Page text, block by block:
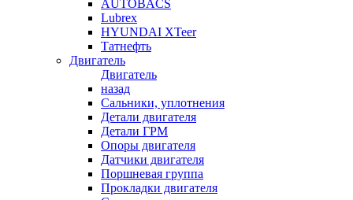
AUTOBACS
Lubrex
HYUNDAI XTeer
Татнефть
Двигатель
Двигатель
назад
Сальники, уплотнения
Детали двигателя
Детали ГРМ
Опоры двигателя
Датчики двигателя
Поршневая группа
Прокладки двигателя